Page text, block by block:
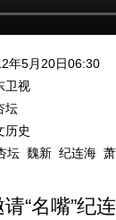
年5月20日06:30
卫视
坛
历史
坛 魏新 纪连海
“名嘴”纪